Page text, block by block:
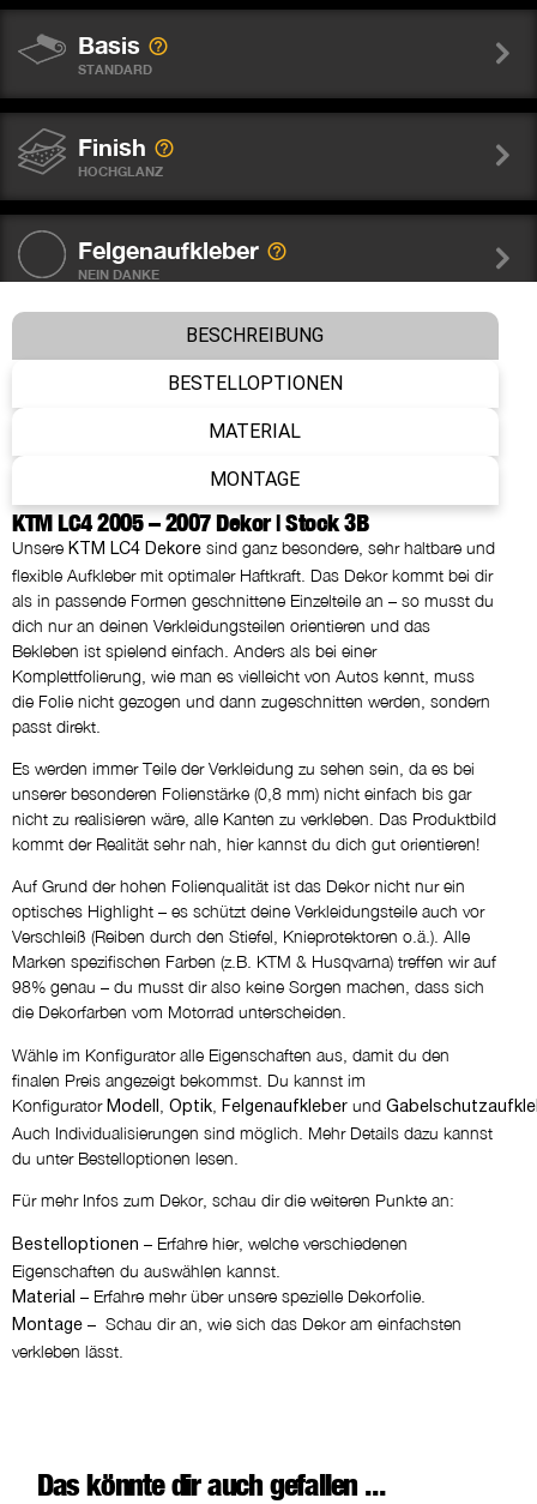
Basis
STANDARD
Finish
HOCHGLANZ
Felgenaufkleber
NEIN DANKE
Name
NEIN DANKE
Eigene Logos
NEIN DANKE
Entwurf per E-Mail
NEIN DANKE
Kommentar
BESCHREIBUNG
BESTELLOPTIONEN
MATERIAL
MONTAGE
KTM LC4 2005 – 2007 Dekor | Stock 3B
Unsere KTM LC4 Dekore sind ganz besondere, sehr haltbare und
flexible Aufkleber mit optimaler Haftkraft. Das Dekor kommt bei dir
als in passende Formen geschnittene Einzelteile an – so musst du
dich nur an deinen Verkleidungsteilen orientieren und das
Bekleben ist spielend einfach. Anders als bei einer
Komplettfolierung, wie man es vielleicht von Autos kennt, muss
die Folie nicht gezogen und dann zugeschnitten werden, sondern
passt direkt.
Es werden immer Teile der Verkleidung zu sehen sein, da es bei
unserer besonderen Folienstärke (0,8 mm) nicht einfach bis gar
nicht zu realisieren wäre, alle Kanten zu verkleben. Das Produktbild
kommt der Realität sehr nah, hier kannst du dich gut orientieren!
Auf Grund der hohen Folienqualität ist das Dekor nicht nur ein
optisches Highlight – es schützt deine Verkleidungsteile auch vor
Verschleiß (Reiben durch den Stiefel, Knieprotektoren o.ä.). Alle
Marken spezifischen Farben (z.B. KTM & Husqvarna) treffen wir auf
98% genau – du musst dir also keine Sorgen machen, dass sich
die Dekorfarben vom Motorrad unterscheiden.
Wähle im Konfigurator alle Eigenschaften aus, damit du den
finalen Preis angezeigt bekommst. Du kannst im
Konfigurator Modell Optik Felgenaufkleber und
Auch Individualisierungen sind möglich. Mehr Details dazu kannst
du unter Bestelloptionen lesen.
Für mehr Infos zum Dekor, schau dir die weiteren Punkte an:
Bestelloptionen – Erfahre hier, welche verschiedenen
Eigenschaften du auswählen kannst.
Material – Erfahre mehr über unsere spezielle Dekorfolie.
Montage – Schau dir an, wie sich das Dekor am einfachsten
verkleben lässt.
Das könnte dir auch gefallen ...